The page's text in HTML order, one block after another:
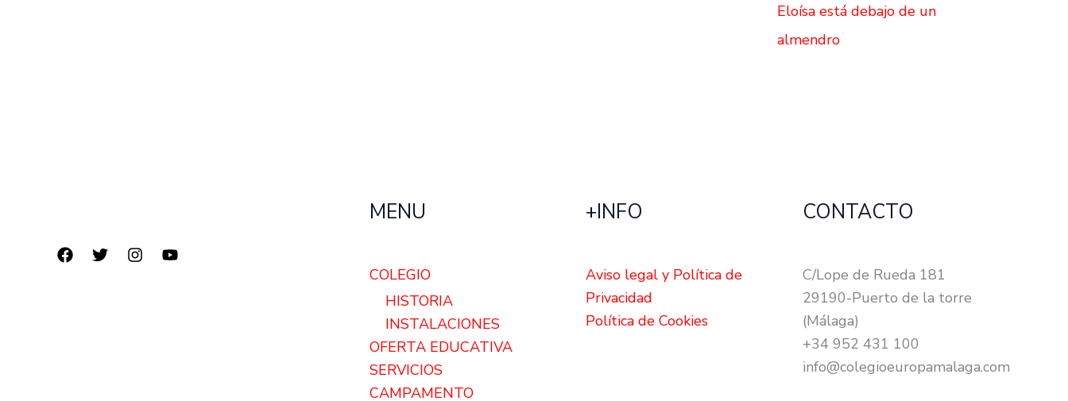
Eloísa está debajo de un
almendro
MENU
COLEGIO
HISTORIA
INSTALACIONES
OFERTA EDUCATIVA
SERVICIOS
CAMPAMENTO
+INFO
Aviso legal y Política de
Privacidad
Política de Cookies
CONTACTO
C/Lope de Rueda 181
29190-Puerto de la torre
(Málaga)
+34 952 431 100
info@colegioeuropamalaga.com